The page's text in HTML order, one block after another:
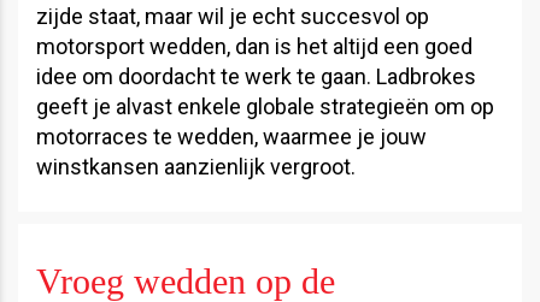
zijde staat, maar wil je echt succesvol op
motorsport wedden, dan is het altijd een goed
idee om doordacht te werk te gaan. Ladbrokes
geeft je alvast enkele globale strategieën om op
motorraces te wedden, waarmee je jouw
winstkansen aanzienlijk vergroot.
Vroeg wedden op de